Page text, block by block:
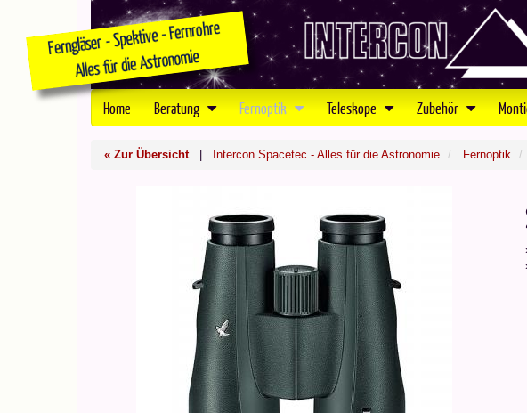
Home Beratung Fernoptik Teleskope Zubehör
« Zur Übersicht| Intercon Spacetec - Alles für die Astronomie Fernoptik